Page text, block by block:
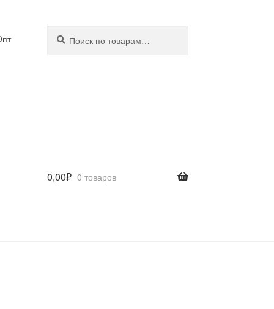
0,00₽ 0 товаров